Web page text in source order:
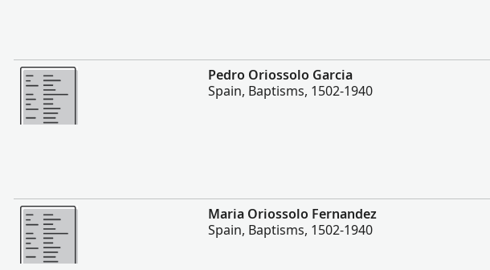
Lebih
Pedro Oriossolo Garcia
Spain, Baptisms, 1502-1940
Lebih
Maria Oriossolo Fernandez
Spain, Baptisms, 1502-1940